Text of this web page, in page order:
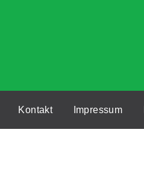
Kontakt Impressum